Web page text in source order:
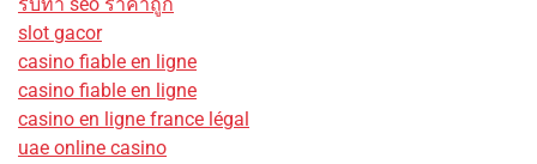
รับทํา seo ราคาถูก
slot gacor
casino fiable en ligne
casino fiable en ligne
casino en ligne france légal
uae online casino